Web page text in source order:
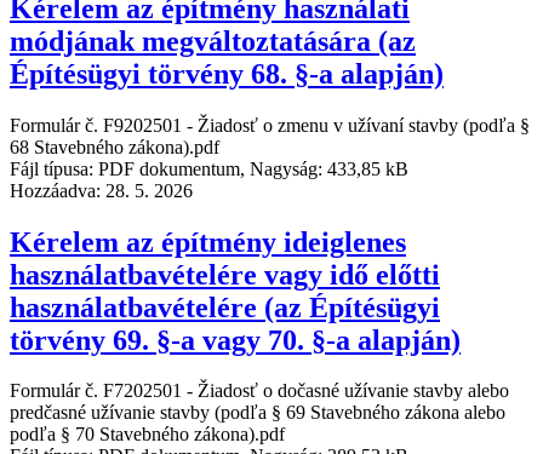
Kérelem az építmény használati
módjának megváltoztatására (az
Építésügyi törvény 68. §-a alapján)
Formulár č. F9202501 - Žiadosť o zmenu v užívaní stavby (podľa §
68 Stavebného zákona).pdf
Fájl típusa: PDF dokumentum, Nagyság: 433,85 kB
Hozzáadva: 28. 5. 2026
Kérelem az építmény ideiglenes
használatbavételére vagy idő előtti
használatbavételére (az Építésügyi
törvény 69. §-a vagy 70. §-a alapján)
Formulár č. F7202501 - Žiadosť o dočasné užívanie stavby alebo
predčasné užívanie stavby (podľa § 69 Stavebného zákona alebo
podľa § 70 Stavebného zákona).pdf